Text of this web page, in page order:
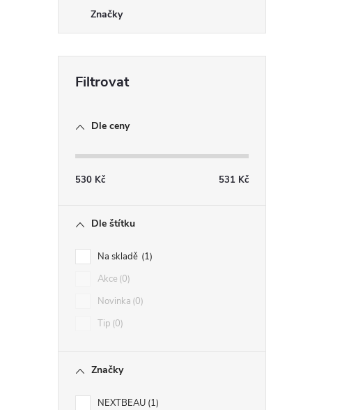
Značky
Dle ceny
530 Kč 531 Kč
Dle štítku
Na skladě 1
Akce 0
Novinka 0
Tip 0
Značky
NEXTBEAU 1